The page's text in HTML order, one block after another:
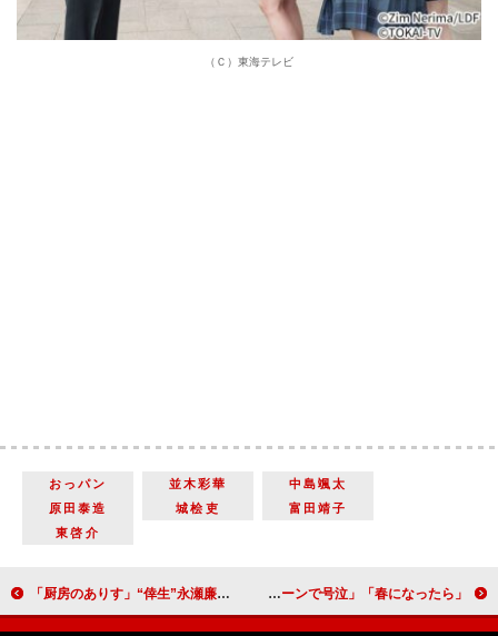
（Ｃ）東海テレビ
おっパン 並木彩華
中島颯太
原田泰造
城桧吏
富田靖子
東啓介
「厨房のありす」“倖生”永瀬廉の繊細な演技に反響 「ありすと倖生くんの目が合う瞬間が泣けた」 「春になったら」第3話は「命の大切さが詰まった神回」 「“瞳”奈緒が凜ちゃんに声掛けする出産シーンで号泣」